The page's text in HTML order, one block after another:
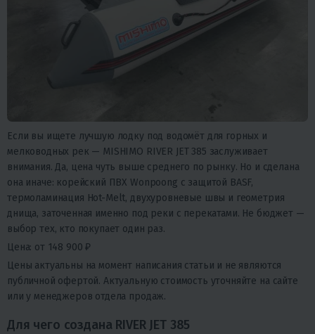
Если вы ищете лучшую лодку под водомёт для горных и
мелководных рек — MISHIMO RIVER JET 385 заслуживает
внимания. Да, цена чуть выше среднего по рынку. Но и сделана
она иначе: корейский ПВХ Wonpoong с защитой BASF,
термоламинация Hot-Melt, двухуровневые швы и геометрия
днища, заточенная именно под реки с перекатами. Не бюджет —
выбор тех, кто покупает один раз.
Цена: от 148 900 ₽
Цены актуальны на момент написания статьи и не являются
публичной офертой. Актуальную стоимость уточняйте на сайте
или у менеджеров отдела продаж.
Для чего создана RIVER JET 385